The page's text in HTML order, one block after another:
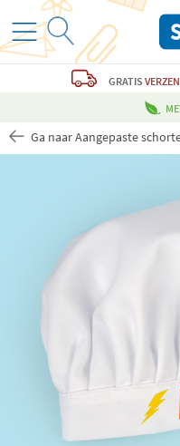
GRATIS
Ga naar Aangepaste